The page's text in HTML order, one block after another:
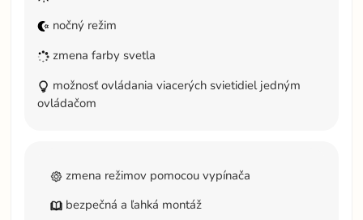
nočný režim
zmena farby svetla
možnosť ovládania viacerých svietidiel jedným
ovládačom
zmena režimov pomocou vypínača
bezpečná a ľahká montáž